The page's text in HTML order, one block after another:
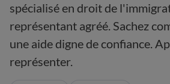
spécialisé en droit de
représentant agréé. Sachez
une aide digne de confiance.
représenter.